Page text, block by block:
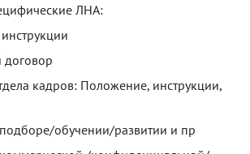
ЛНА:
инструкции
договор
кадров: Положение, инструкции,
подборе/обучении/развитии и пр